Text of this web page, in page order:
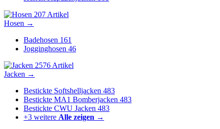
207 Artikel
Hosen →
Badehosen 161
Jogginghosen 46
2576 Artikel
Jacken →
Bestickte Softshelljacken 483
Bestickte MA1 Bomberjacken 483
Bestickte CWU Jacken 483
+3 weitere Alle zeigen →